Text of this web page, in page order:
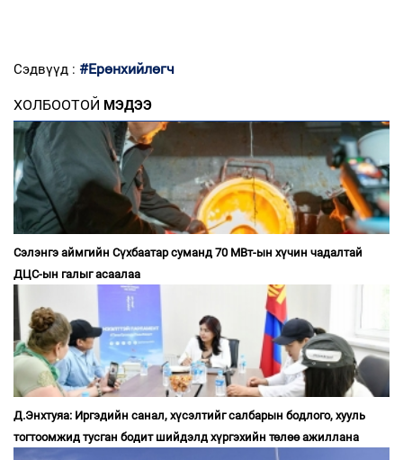
Сэдвүүд : #Ерөнхийлөгч
ХОЛБООТОЙ МЭДЭЭ
Сэлэнгэ аймгийн Сүхбаатар суманд 70 МВт-ын хүчин чадалтай
ДЦС-ын галыг асаалаа
Д.Энхтуяа: Иргэдийн санал, хүсэлтийг салбарын бодлого, хууль
тогтоомжид тусган бодит шийдэлд хүргэхийн төлөө ажиллана